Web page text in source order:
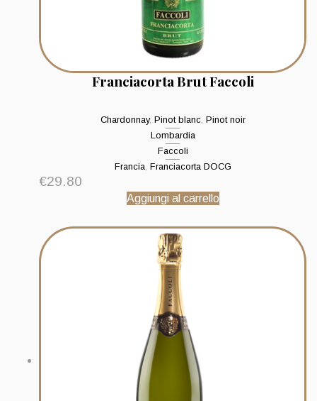
Franciacorta Brut Faccoli
Chardonnay, Pinot blanc, Pinot noir
Lombardia
Faccoli
Francia, Franciacorta DOCG
€29.80
Aggiungi al carrello